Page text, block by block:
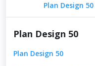
Plan Design 50
Plan Design 50
Plan Design 50